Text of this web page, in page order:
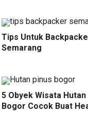
Tips Untuk
Semarang
5 Obyek Wisata
Bogor Cocok Buat